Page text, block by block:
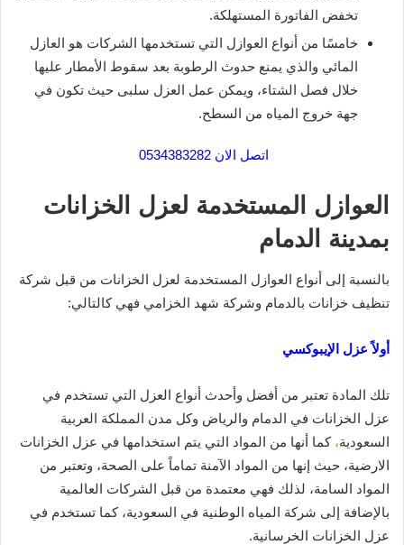
تخفض الفاتورة المستهلكة.
خامسًا من أنواع العوازل التي تستخدمها الشركات هو العازل
المائي والذي يمنع حدوث الرطوبة بعد سقوط الأمطار عليها
خلال فصل الشتاء، ويمكن عمل العزل سلبى حيث تكون في
جهة خروج المياه من السطح.
اتصل الان 0534383282
العوازل المستخدمة لعزل الخزانات
بمدينة الدمام
بالنسبة إلى أنواع العوازل المستخدمة لعزل الخزانات من قبل شركة
تنظيف خزانات بالدمام وشركة شهد الخزامي فهي كالتالي:
أولاً عزل الإيبوكسي
تلك المادة تعتبر من أفضل وأحدث أنواع العزل التي تستخدم في
عزل الخزانات في الدمام والرياض وكل مدن المملكة العربية
السعودية، كما أنها من المواد التي يتم استخدامها في عزل الخزانات
الارضية، حيث إنها من المواد الآمنة تماماً على الصحة، وتعتبر من
المواد السامة، لذلك فهي معتمدة من قبل الشركات العالمية
بالإضافة إلى شركة المياه الوطنية في السعودية، كما تستخدم في
عزل الخزانات الخرسانية.